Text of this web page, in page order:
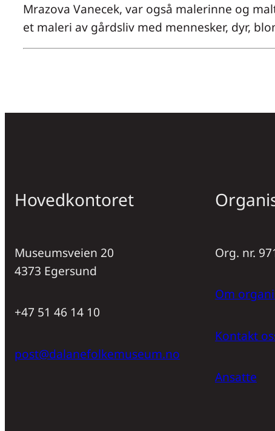
Mrazova Vanecek, var også malerinne og
et maleri av gårdsliv med mennesker, dyr,
Hovedkontoret
Museumsveien 20
4373 Egersund
+47 51 46 14 10
post@dalanefolkemuseum.no
Org. nr.
Om
Kontakt
Ansatte